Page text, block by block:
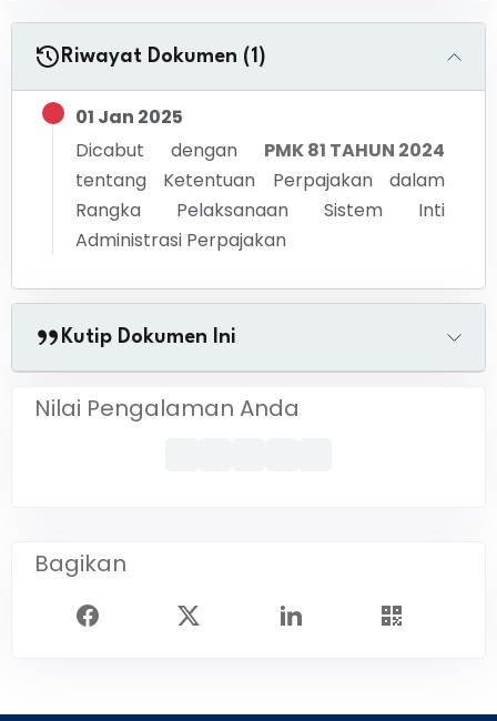
Riwayat Dokumen (1)
01 Jan 2025
Dicabut dengan
PMK 81 TAHUN 2024
tentang Ketentuan Perpajakan dalam
Rangka Pelaksanaan Sistem Inti
Administrasi Perpajakan
Kutip Dokumen Ini
Nilai Pengalaman Anda
Bagikan